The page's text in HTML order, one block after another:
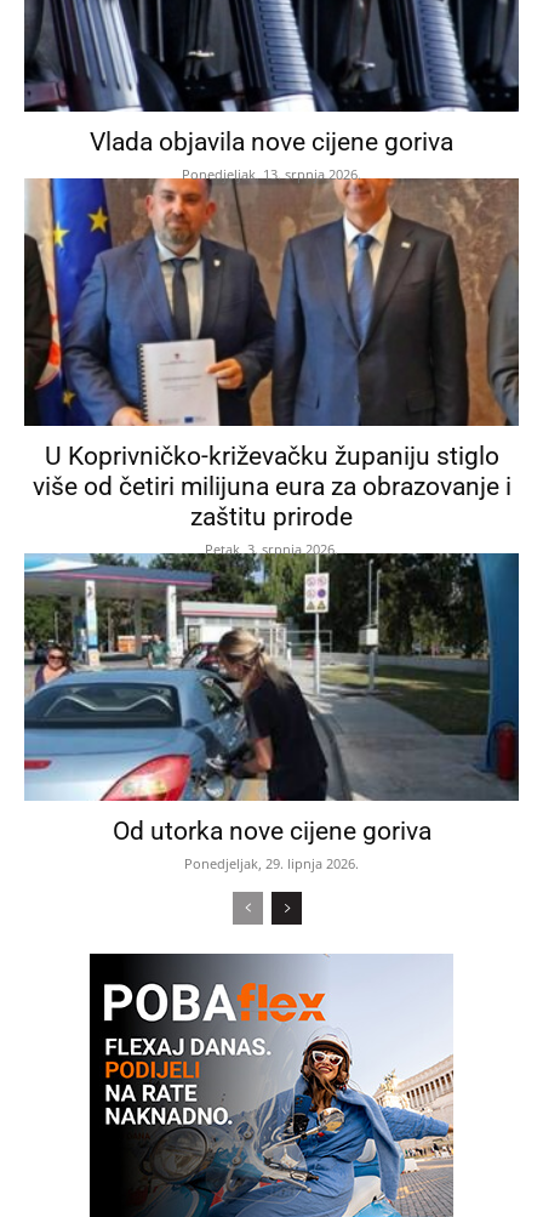
Vlada objavila nove cijene goriva
Ponedjeljak, 13. srpnja 2026.
U Koprivničko-križevačku županiju stiglo
više od četiri milijuna eura za obrazovanje i
zaštitu prirode
Petak, 3. srpnja 2026.
Od utorka nove cijene goriva
Ponedjeljak, 29. lipnja 2026.